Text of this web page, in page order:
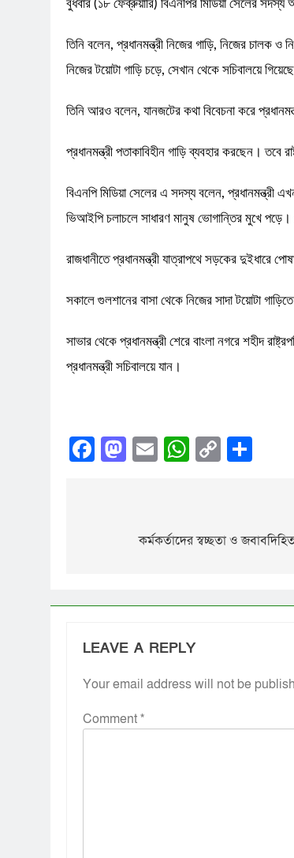
বুধবার (১৮ ফেব্রুয়ারি) বিএনপির মিডিয়া সেলের
তিনি বলেন, প্রধানমন্ত্রী নিজের গাড়ি, নিজের চালক ও
নিজের টয়োটা গাড়ি চড়ে, সেখান থেকে সচিবালয়ে
তিনি আরও বলেন, যানজটের কথা বিবেচনা করে
প্রধানমন্ত্রী পতাকাবিহীন গাড়ি ব্যবহার করছেন। তবে
বিএনপি মিডিয়া সেলের এ সদস্য বলেন, প্রধানমন্ত্রী
ভিআইপি চলাচলে সাধারণ মানুষ ভোগান্তির মুখে পড়ে।
রাজধানীতে প্রধানমন্ত্রী যাত্রাপথে সড়কের দুইধারে
সকালে গুলশানের বাসা থেকে নিজের সাদা টয়োটা
সাভার থেকে প্রধানমন্ত্রী শেরে বাংলা নগরে শহীদ
প্রধানমন্ত্রী সচিবালয়ে যান।
Facebook
Mastodon
EmailWhatsApp
Copy
কর্মকর্তাদের স্বচ্ছতা ও
LEAVE A REPLY
Your email address will not be
Comment*